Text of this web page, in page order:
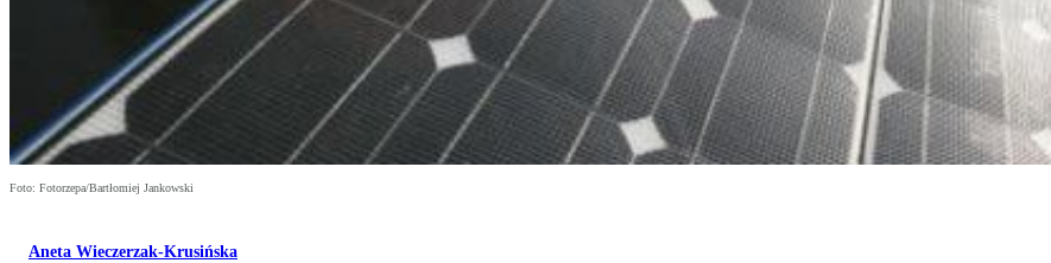
Foto: Fotorzepa/Bartłomiej Jankowski
Aneta Wieczerzak-Krusińska